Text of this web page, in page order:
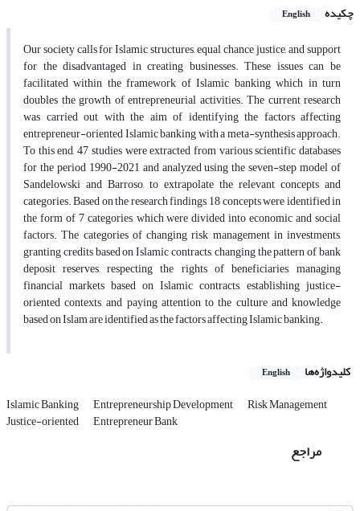
چکیده
English
Our society calls for Islamic structures, equal chance, justice, and support
for the disadvantaged in creating businesses. These issues can be
facilitated within the framework of Islamic banking which in turn
doubles the growth of entrepreneurial activities. The current research
was carried out with the aim of identifying the factors affecting
entrepreneur-oriented Islamic banking with a meta-synthesis approach.
To this end, 47 studies were extracted from various scientific databases
for the period 1990-2021 and analyzed using the seven-step model of
Sandelowski and Barroso, to extrapolate the relevant concepts and
categories. Based on the research findings, 18 concepts were identified in
the form of 7 categories, which were divided into economic and social
factors. The categories of changing risk management in investments,
granting credits based on Islamic contracts, changing the pattern of bank
deposit reserves, respecting the rights of beneficiaries, managing
financial markets based on Islamic contracts, establishing justice-
oriented contexts, and paying attention to the culture and knowledge
based on Islam are identified as the factors affecting Islamic banking.
کلیدواژه‌ها English
Islamic Banking Entrepreneurship Development Risk Management
Justice-oriented Entrepreneur Bank
مراجع